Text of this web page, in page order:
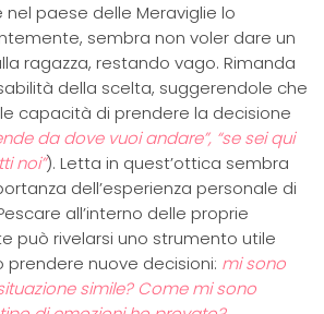
nel paese delle Meraviglie lo
sembra non voler dare un
ragazza, restando vago. Rimanda
della scelta, suggerendole che
capacità di prendere la decisione
da dove vuoi andare”, “se sei qui
noi”). Letta in quest’ottica sembra
dell’esperienza personale di
all’interno delle proprie
può rivelarsi uno strumento utile
nuove decisioni: mi sono
simile? Come mi sono